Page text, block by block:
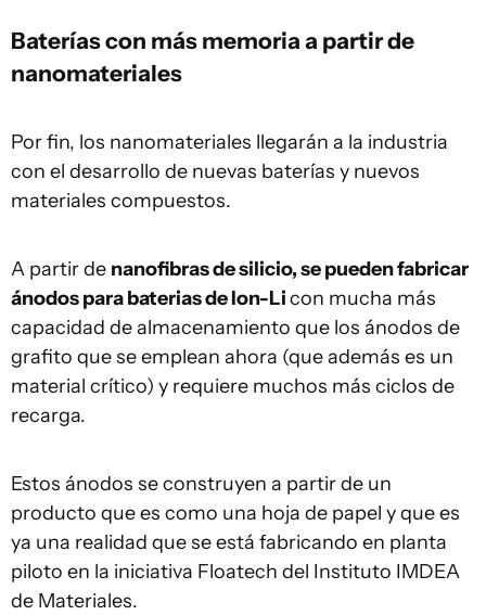
Baterías con más memoria a partir de
nanomateriales
Por fin, los nanomateriales llegarán a la industria
con el desarrollo de nuevas baterías y nuevos
materiales compuestos.
A partir de nanofibras de silicio, se pueden fabricar
ánodos para baterias de Ion-Licon mucha más
capacidad de almacenamiento que los ánodos de
grafito que se emplean ahora (que además es un
material crítico) y requiere muchos más ciclos de
recarga.
Estos ánodos se construyen a partir de un
producto que es como una hoja de papel y que es
ya una realidad que se está fabricando en planta
piloto en la iniciativa Floatech del Instituto IMDEA
de Materiales.